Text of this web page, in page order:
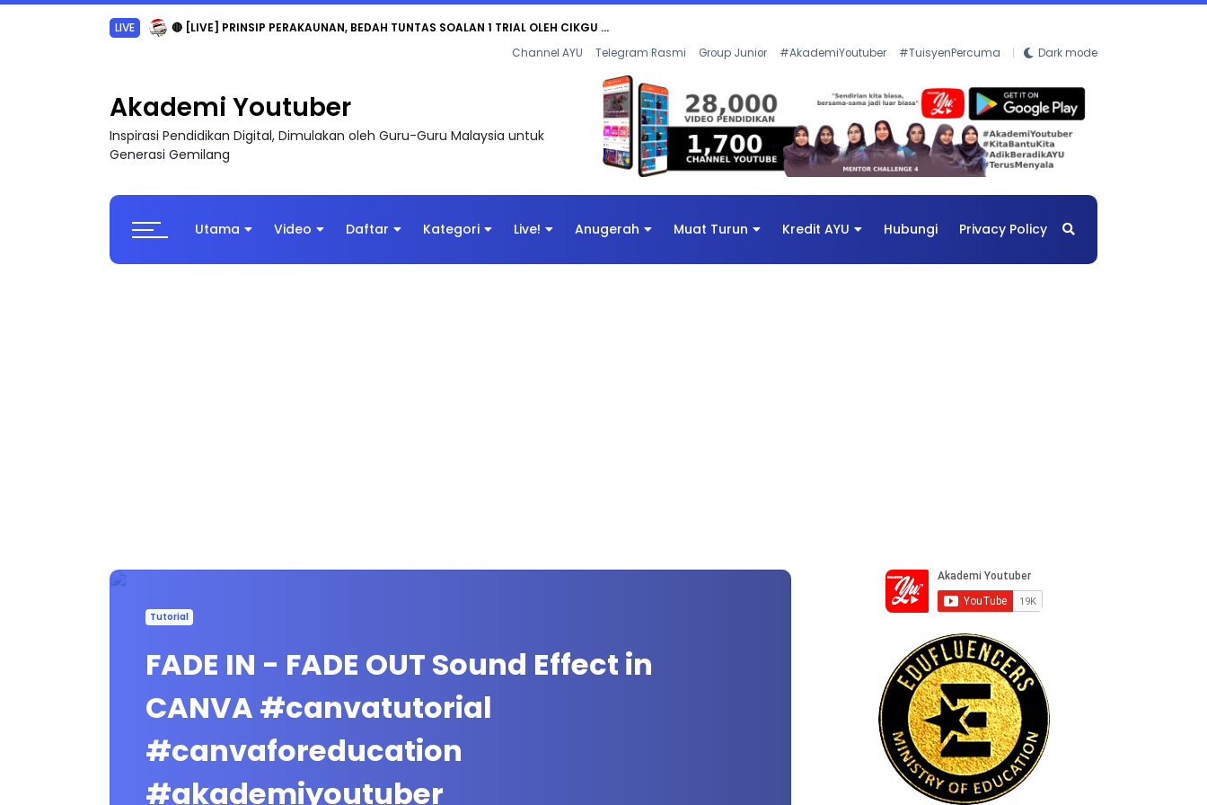
LIVE 🔴 [LIVE] PRINSIP PERAKAUNAN, BEDAH TUNTAS SOALAN 1 TRIAL OLEH CIKGU ...
Channel AYU Telegram Rasmi Group Junior #AkademiYoutuber #TuisyenPercuma Dark mode
Akademi Youtuber
Inspirasi Pendidikan Digital, Dimulakan oleh Guru-Guru Malaysia untuk
Generasi Gemilang
Utama Video Daftar Kategori Live! Anugerah Muat Turun Kredit AYU Hubungi Privacy Policy
Tutorial
FADE IN - FADE OUT Sound Effect in
CANVA #canvatutorial
#canvaforeducation
#akademiyoutuber